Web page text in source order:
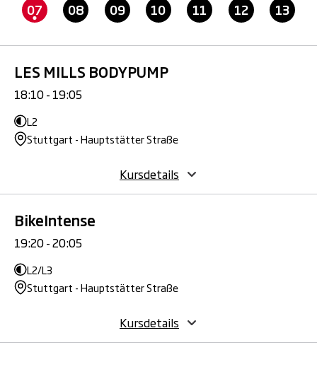
07 08 09 10 11 12 13
LES MILLS BODYPUMP
18:10 - 19:05
L2
Stuttgart - Hauptstätter Straße
Kursdetails
BikeIntense
19:20 - 20:05
L2/L3
Stuttgart - Hauptstätter Straße
Kursdetails